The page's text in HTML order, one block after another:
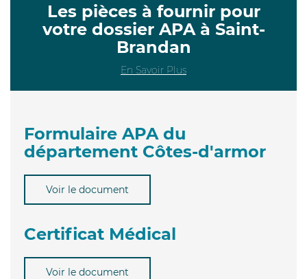
Les pièces à fournir pour
votre dossier APA à Saint-
Brandan
En Savoir Plus
Formulaire APA du
département Côtes-d'armor
Voir le document
Certificat Médical
Voir le document